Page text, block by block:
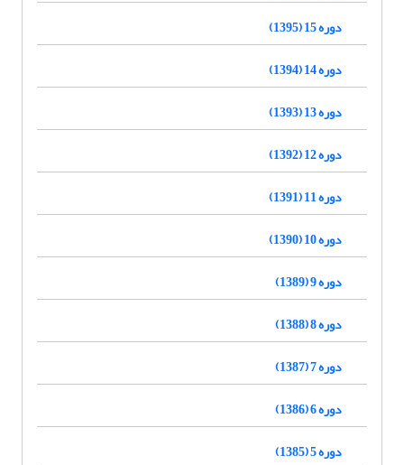
دوره 15 (1395)
دوره 14 (1394)
دوره 13 (1393)
دوره 12 (1392)
دوره 11 (1391)
دوره 10 (1390)
دوره 9 (1389)
دوره 8 (1388)
دوره 7 (1387)
دوره 6 (1386)
دوره 5 (1385)